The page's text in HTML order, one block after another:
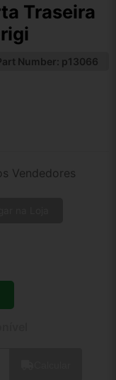
Traseira
Number: p13066
Vendedores